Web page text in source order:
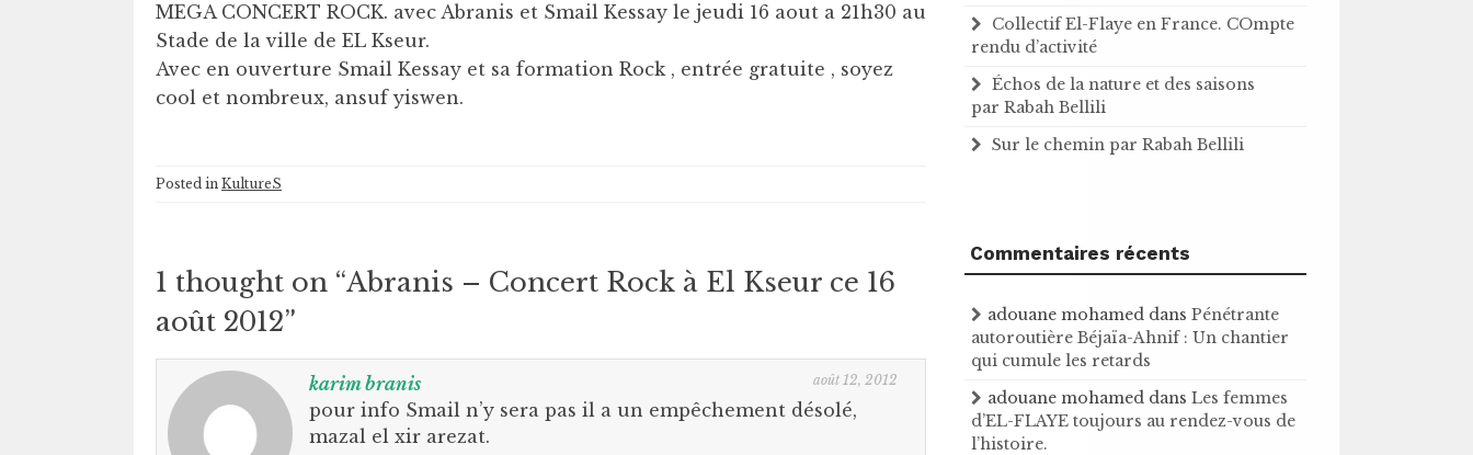
MEGA CONCERT ROCK. avec Abranis et Smail Kessay le jeudi 16 aout a 21h30 au
Stade de la ville de EL Kseur.
Avec en ouverture Smail Kessay et sa formation Rock , entrée gratuite , soyez
cool et nombreux, ansuf yiswen.
Posted in KultureS
1 thought on “Abranis – Concert Rock à El Kseur ce 16
août 2012”
karim branis août 12, 2012
pour info Smail n’y sera pas il a un empêchement désolé,
mazal el xir arezat.
Collectif El-Flaye en France. COmpte
rendu d’activité
Échos de la nature et des saisons
par Rabah Bellili
Sur le chemin par Rabah Bellili
Commentaires récents
adouane mohamed dansPénétrante
autoroutière Béjaïa-Ahnif : Un chantier
qui cumule les retards
adouane mohamed dansLes femmes
d’EL-FLAYE toujours au rendez-vous de
l’histoire .